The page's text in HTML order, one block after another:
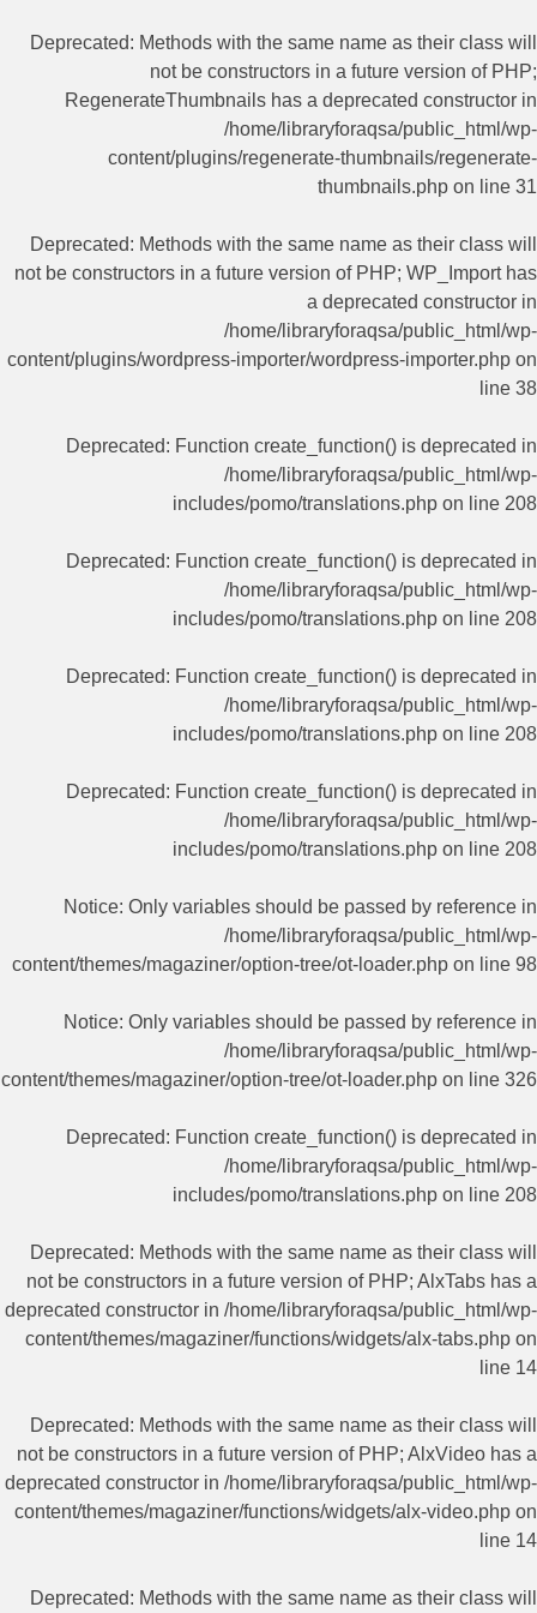
Deprecated: Methods with the same name as their class will
not be constructors in a future version of PHP;
RegenerateThumbnails has a deprecated constructor in
/home/libraryforaqsa/public_html/wp-
content/plugins/regenerate-thumbnails/regenerate-
thumbnails.php on line 31
Deprecated: Methods with the same name as their class will
not be constructors in a future version of PHP; WP_Import has
a deprecated constructor in
/home/libraryforaqsa/public_html/wp-
content/plugins/wordpress-importer/wordpress-importer.php on
line 38
Deprecated: Function create_function() is deprecated in
/home/libraryforaqsa/public_html/wp-
includes/pomo/translations.php on line 208
Deprecated: Function create_function() is deprecated in
/home/libraryforaqsa/public_html/wp-
includes/pomo/translations.php on line 208
Deprecated: Function create_function() is deprecated in
/home/libraryforaqsa/public_html/wp-
includes/pomo/translations.php on line 208
Deprecated: Function create_function() is deprecated in
/home/libraryforaqsa/public_html/wp-
includes/pomo/translations.php on line 208
Notice: Only variables should be passed by reference in
/home/libraryforaqsa/public_html/wp-
content/themes/magaziner/option-tree/ot-loader.php on line 98
Notice: Only variables should be passed by reference in
/home/libraryforaqsa/public_html/wp-
content/themes/magaziner/option-tree/ot-loader.php on line 326
Deprecated: Function create_function() is deprecated in
/home/libraryforaqsa/public_html/wp-
includes/pomo/translations.php on line 208
Deprecated: Methods with the same name as their class will
not be constructors in a future version of PHP; AlxTabs has a
deprecated constructor in /home/libraryforaqsa/public_html/wp-
content/themes/magaziner/functions/widgets/alx-tabs.php on
line 14
Deprecated: Methods with the same name as their class will
not be constructors in a future version of PHP; AlxVideo has a
deprecated constructor in /home/libraryforaqsa/public_html/wp-
content/themes/magaziner/functions/widgets/alx-video.php on
line 14
Deprecated: Methods with the same name as their class will